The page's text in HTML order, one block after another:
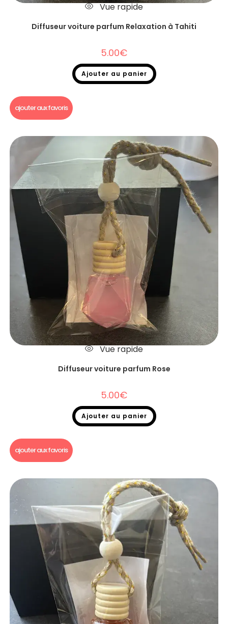
Vue rapide
Diffuseur voiture parfum Relaxation à Tahiti
5.00€
Ajouter au panier
ajouter aux favoris
Vue rapide
Diffuseur voiture parfum Rose
5.00€
Ajouter au panier
ajouter aux favoris